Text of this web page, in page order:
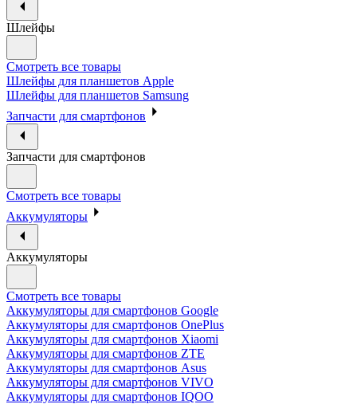
Шлейфы
Смотреть все товары
Шлейфы для планшетов Apple
Шлейфы для планшетов Samsung
Запчасти для смартфонов
Запчасти для смартфонов
Смотреть все товары
Аккумуляторы
Аккумуляторы
Смотреть все товары
Аккумуляторы для смартфонов Google
Аккумуляторы для смартфонов OnePlus
Аккумуляторы для смартфонов Xiaomi
Аккумуляторы для смартфонов ZTE
Аккумуляторы для cмартфонов Asus
Аккумуляторы для смартфонов VIVO
Аккумуляторы для смартфонов IQOO